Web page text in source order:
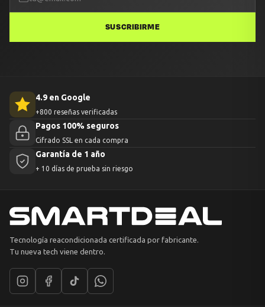
SUSCRIBIRME
4.9 en Google
+800 reseñas verificadas
Pagos 100% seguros
Cifrado SSL en cada compra
Garantía de 1 año
+ 10 días de prueba sin riesgo
Tecnología reacondicionada certificada por fabricante.
Tu nueva tech viene dentro.